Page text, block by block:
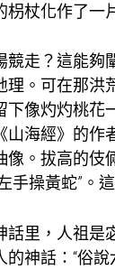
杖化作了一
競走？這能夠
理。可在那洪
像灼灼桃花
海經》的作
像。拔高的伎
手操黃蛇”。
話里，人祖是
的神話：“俗